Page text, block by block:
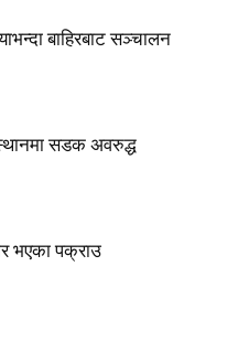
बाहिरबाट सञ्चालन
सडक अवरुद्ध
भएका पक्राउ